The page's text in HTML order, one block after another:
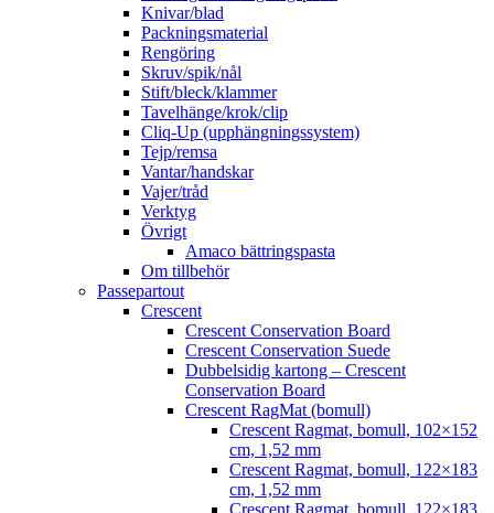
Knivar/blad
Packningsmaterial
Rengöring
Skruv/spik/nål
Stift/bleck/klammer
Tavelhänge/krok/clip
Cliq-Up (upphängningssystem)
Tejp/remsa
Vantar/handskar
Vajer/tråd
Verktyg
Övrigt
Amaco bättringspasta
Om tillbehör
Passepartout
Crescent
Crescent Conservation Board
Crescent Conservation Suede
Dubbelsidig kartong – Crescent
Conservation Board
Crescent RagMat (bomull)
Crescent Ragmat, bomull, 102×152
cm, 1,52 mm
Crescent Ragmat, bomull, 122×183
cm, 1,52 mm
Crescent Ragmat, bomull, 122×183,